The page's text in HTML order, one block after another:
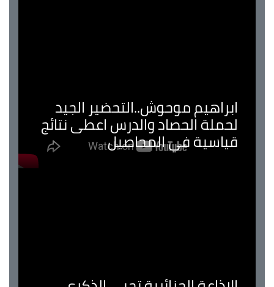
ابراهيم موحوش..التحضير الجيد
لحملة الحصاد والدرس اعطى نتائج
قياسية في المحاصيل